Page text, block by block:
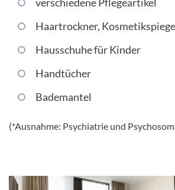
Haartrockner,
Hausschuhe für Kinder
Handtücher
Bademantel
(*Ausnahme: Psychiatrie und